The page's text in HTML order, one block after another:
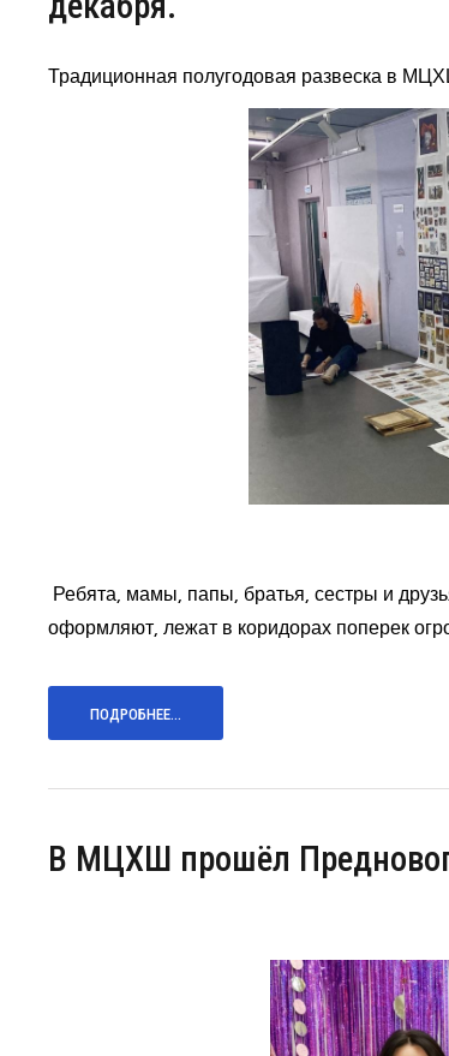
Традиционная полугодовая развеска в
Ребята, мамы, папы, братья, сестры и
оформляют, лежат в коридорах поперек
ПОДРОБНЕЕ...
В МЦХШ прошёл